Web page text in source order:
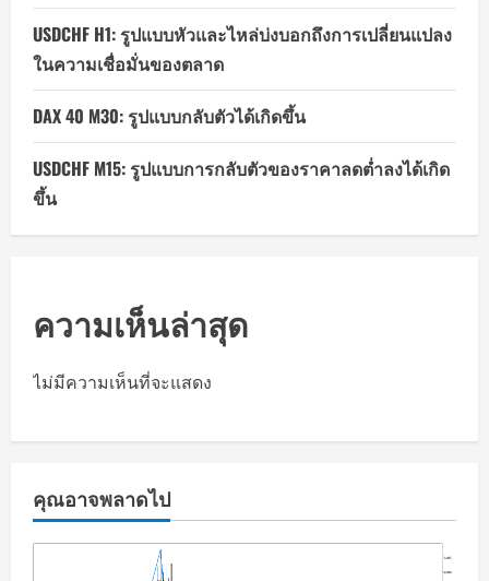
USDCHF H1: รูปแบบหัวและไหล่บ่งบอกถึงการเปลี่ยนแปลง
ในความเชื่อมั่นของตลาด
DAX 40 M30: รูปแบบกลับตัวได้เกิดขึ้น
USDCHF M15: รูปแบบการกลับตัวของราคาลดต่ำลงได้เกิด
ขึ้น
ความเห็นล่าสุด
ไม่มีความเห็นที่จะแสดง
คุณอาจพลาดไป